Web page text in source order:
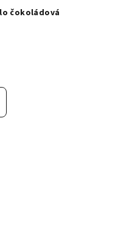
čokoládová